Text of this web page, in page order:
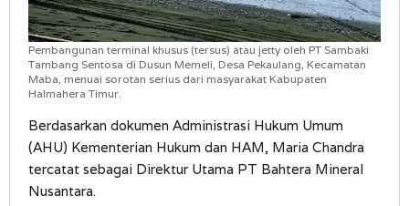
Pembangunan terminal khusus (tersus) atau jetty oleh PT Sambaki
Tambang Sentosa di Dusun Memeli, Desa Pekaulang, Kecamatan
Maba, menuai sorotan serius dari masyarakat Kabupaten
Halmahera Timur.
Berdasarkan dokumen Administrasi Hukum Umum
(AHU) Kementerian Hukum dan HAM, Maria Chandra
tercatat sebagai Direktur Utama PT Bahtera Mineral
Nusantara.